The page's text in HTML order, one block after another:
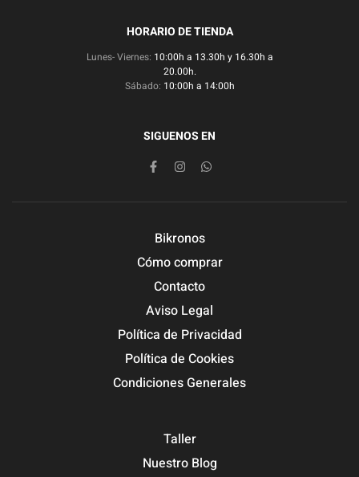
HORARIO DE TIENDA
Lunes- Viernes: 10:00h a 13.30h y 16.30h a
20.00h.
Sábado: 10:00h a 14:00h
SIGUENOS EN
Bikronos
Cómo comprar
Contacto
Aviso Legal
Política de Privacidad
Política de Cookies
Condiciones Generales
Taller
Nuestro Blog